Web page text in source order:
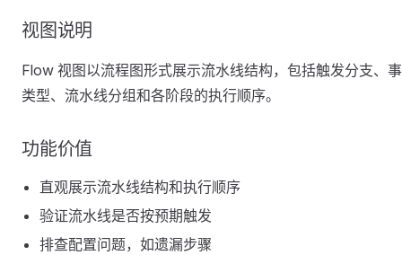
视图说明
Flow 视图以流程图形式展示流水线结构，包括触发分支、
类型、流水线分组和各阶段的执行顺序。
功能价值
直观展示流水线结构和执行顺序
验证流水线是否按预期触发
排查配置问题，如遗漏步骤